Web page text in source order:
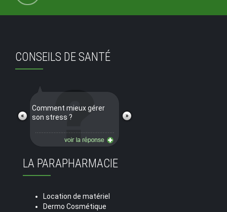
CONSEILS DE SANTÉ
Comment mieux gérer
son stress ?
LA PARAPHARMACIE
Location de matériel
Dermo Cosmétique